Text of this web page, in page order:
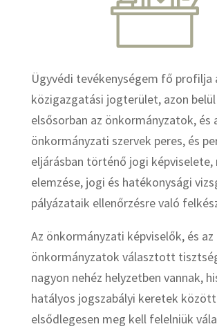
Ügyvédi tevékenységem fő profilja
közigazgatási jogterület, azon
elsősorban az önkormányzatok, és
önkormányzati szervek peres, és
eljárásban történő jogi képviselete,
elemzése, jogi és hatékonysági
pályázataik ellenőrzésre való
Az önkormányzati képviselők, és az
önkormányzatok választott
nagyon nehéz helyzetben vannak,
hatályos jogszabályi keretek között
elsődlegesen meg kell felelniük